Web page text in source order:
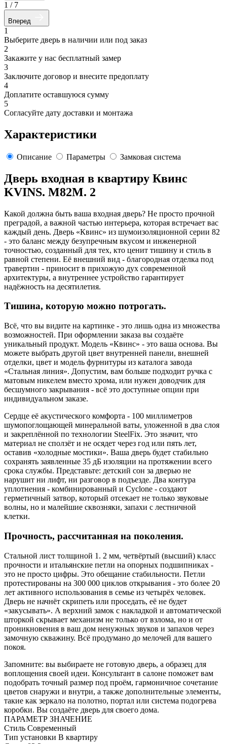
1 / 7
Вперед
1
Выберите дверь в наличии или под заказ
2
Закажите у нас бесплатный замер
3
Заключите договор и внесите предоплату
4
Доплатите оставшуюся сумму
5
Согласуйте дату доставки и монтажа
Характеристики
Описание Параметры Замковая система
Дверь входная в квартиру Квинс
KVINS. M82M. 2
Какой должна быть ваша входная дверь? Не просто прочной
преградой, а важной частью интерьера, которая встречает вас
каждый день. Дверь «Квинс» из шумоизоляционной серии 82
- это баланс между безупречным вкусом и инженерной
точностью, созданный для тех, кто ценит тишину и стиль в
равной степени. Её внешний вид - благородная отделка под
травертин - приносит в прихожую дух современной
архитектуры, а внутреннее устройство гарантирует
надёжность на десятилетия.
Тишина, которую можно потрогать.
Всё, что вы видите на картинке - это лишь одна из множества
возможностей. При оформлении заказа вы создаёте
уникальный продукт. Модель «Квинс» - это ваша основа. Вы
можете выбрать другой цвет внутренней панели, внешней
отделки, цвет и модель фурнитуры из каталога завода
«Стальная линия». Допустим, вам больше подходит ручка с
матовым никелем вместо хрома, или нужен доводчик для
бесшумного закрывания - всё это доступные опции при
индивидуальном заказе.
Сердце её акустического комфорта - 100 миллиметров
шумопоглощающей минеральной ваты, уложенной в два слоя
и закреплённой по технологии SteelFix. Это значит, что
материал не сползёт и не осядет через год или пять лет,
оставив «холодные мостики». Ваша дверь будет стабильно
сохранять заявленные 35 дБ изоляции на протяжении всего
срока службы. Представьте: детский сон за дверью не
нарушит ни лифт, ни разговор в подъезде. Два контура
уплотнения - комбинированный и Cyclone - создают
герметичный затвор, который отсекает не только звуковые
волны, но и малейшие сквозняки, запахи с лестничной
клетки.
Прочность, рассчитанная на поколения.
Стальной лист толщиной 1. 2 мм, четвёртый (высший) класс
прочности и итальянские петли на опорных подшипниках -
это не просто цифры. Это обещание стабильности. Петли
протестированы на 300 000 циклов открывания - это более 20
лет активного использования в семье из четырёх человек.
Дверь не начнёт скрипеть или проседать, её не будет
«закусывать». А верхний замок с накладкой и автоматической
шторкой скрывает механизм не только от взлома, но и от
проникновения в ваш дом ненужных звуков и запахов через
замочную скважину. Всё продумано до мелочей для вашего
покоя.
Запомните: вы выбираете не готовую дверь, а образец для
воплощения своей идеи. Консультант в салоне поможет вам
подобрать точный размер под проём, гармоничное сочетание
цветов снаружи и внутри, а также дополнительные элементы,
такие как зеркало на полотно, портал или система подогрева
коробки. Вы создаёте дверь для своего дома.
ПАРАМЕТР ЗНАЧЕНИЕ
Стиль Современный
Тип установки В квартиру